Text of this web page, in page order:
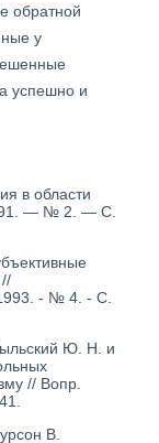
обратной
у
успешно и
в области
— № 2. — С.
- № 4. - С.
Ю. Н. и
// Вопр.
В.